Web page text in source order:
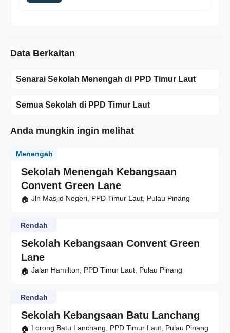
Data Berkaitan
Senarai Sekolah Menengah di PPD Timur Laut
Semua Sekolah di PPD Timur Laut
Anda mungkin ingin melihat
Sekolah Menengah Kebangsaan
Convent Green Lane
Menengah
Jln Masjid Negeri, PPD Timur Laut, Pulau Pinang
Sekolah Kebangsaan Convent Green
Lane
Rendah
Jalan Hamilton, PPD Timur Laut, Pulau Pinang
Sekolah Kebangsaan Batu Lanchang
Rendah
Lorong Batu Lanchang, PPD Timur Laut, Pulau Pinang